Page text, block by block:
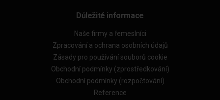
Důležité informace
Naše firmy a řemeslníci
Zpracování a ochrana osobních údajů
Zásady pro používání souborů cookie
Obchodní podmínky (zprostředkování)
Obchodní podmínky (rozpočtování)
Reference